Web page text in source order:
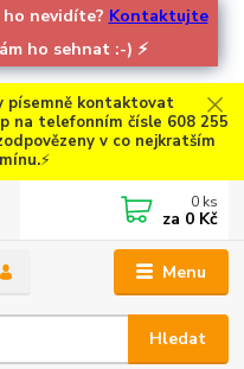
nevidíte? Kontaktujte
ho sehnat :-) ⚡
písemně kontaktovat
na telefonním čísle 608 255
v co nejkratším
⚡
Menu
Hledat
0 ks
za 0 Kč